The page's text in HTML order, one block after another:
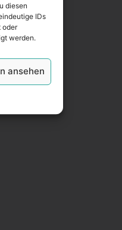
diesen
IDs
oder
werden.
ansehen